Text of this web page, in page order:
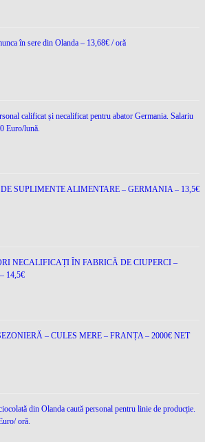
în sere din Olanda – 13,68€ / oră
calificat și necalificat pentru abator Germania. Salariu
Euro/lună.
SUPLIMENTE ALIMENTARE – GERMANIA – 13,5€
NECALIFICAȚI ÎN FABRICĂ DE CIUPERCI –
14,5€
– CULES MERE – FRANȚA – 2000€ NET
din Olanda caută personal pentru linie de producție.
oră.